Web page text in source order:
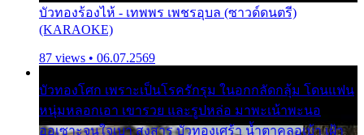
บัวทองร้องไห้ - เทพพร เพชรอุบล (ซาวด์ดนตรี)
(KARAOKE)
87 views • 06.07.2569
บัวทองโศก เพราะเป็นโรครักรุม ในอกกลัดกลุ้ม โดนแฟน
หนุ่มหลอกเอา เขารวย และรูปหล่อ มาพะเน้าพะนอ
ออเซาะจนใจเบา สงสาร บัวทองเศร้า น้ำตาคลอเบ้า เฝ้า